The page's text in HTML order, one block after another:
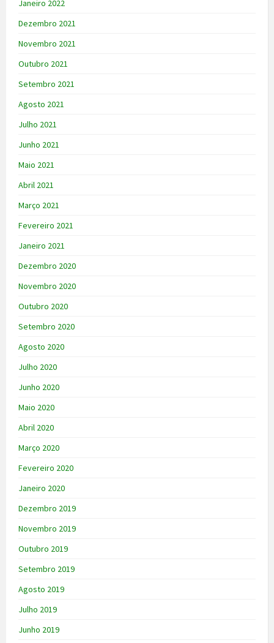
Janeiro 2022
Dezembro 2021
Novembro 2021
Outubro 2021
Setembro 2021
Agosto 2021
Julho 2021
Junho 2021
Maio 2021
Abril 2021
Março 2021
Fevereiro 2021
Janeiro 2021
Dezembro 2020
Novembro 2020
Outubro 2020
Setembro 2020
Agosto 2020
Julho 2020
Junho 2020
Maio 2020
Abril 2020
Março 2020
Fevereiro 2020
Janeiro 2020
Dezembro 2019
Novembro 2019
Outubro 2019
Setembro 2019
Agosto 2019
Julho 2019
Junho 2019